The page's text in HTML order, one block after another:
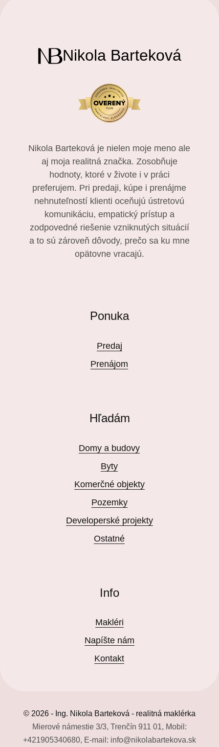
Nikola Barteková
Nikola Barteková je nielen moje meno ale
aj moja realitná značka. Zosobňuje
hodnoty, ktoré v živote i v práci
preferujem. Pri predaji, kúpe i prenájme
nehnuteľností klienti oceňujú ústretovú
komunikáciu, empatický prístup a
zodpovedné riešenie vzniknutých situácií
a to sú zároveň dôvody, prečo sa ku mne
opätovne vracajú.
Ponuka
Predaj
Prenájom
Hľadám
Domy a budovy
Byty
Komerčné objekty
Pozemky
Developerské projekty
Ostatné
Info
Makléri
Napíšte nám
Kontakt
© 2026 - Ing. Nikola Barteková - realitná maklérka
Mierové námestie 3/3, Trenčín 911 01, Mobil:
+421905340680, E-mail: info@nikolabartekova.sk